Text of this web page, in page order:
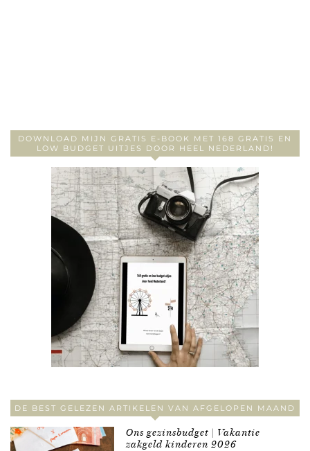
DOWNLOAD MIJN GRATIS E-BOOK MET 168 GRATIS EN
LOW BUDGET UITJES DOOR HEEL NEDERLAND!
DE BEST GELEZEN ARTIKELEN VAN AFGELOPEN MAAND
Ons gezinsbudget | Vakantie
zakgeld kinderen 2026